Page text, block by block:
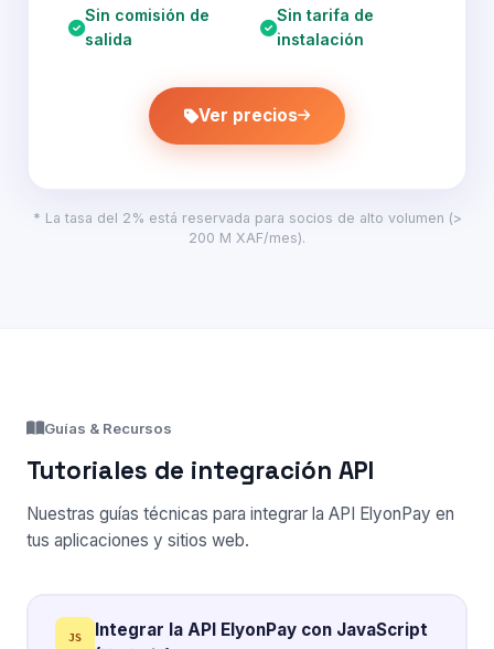
Sin comisión de
salida
Sin tarifa de
instalación
Ver precios
* La tasa del 2% está reservada para socios de alto volumen (>
200 M XAF/mes).
Guías & Recursos
Tutoriales de integración API
Nuestras guías técnicas para integrar la API ElyonPay en
tus aplicaciones y sitios web.
JS
Integrar la API ElyonPay con JavaScript